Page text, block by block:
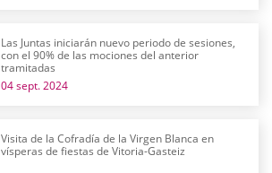
Las Juntas iniciarán nuevo periodo de sesiones,
con el 90% de las mociones del anterior
tramitadas
04 sept. 2024
Visita de la Cofradía de la Virgen Blanca en
vísperas de fiestas de Vitoria-Gasteiz